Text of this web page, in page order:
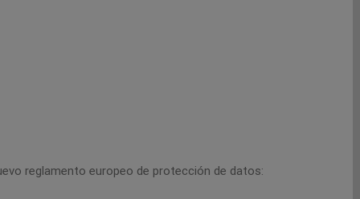
reglamento europeo de protección de datos: